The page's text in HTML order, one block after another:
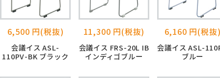
6,500 円(税抜)
会議イス ASL-
110PV-BK ブラック
11,300 円(税抜)
会議イス FRS-20L IB
インディゴブルー
6,160 円(税抜
会議イス ASL-
ブルー